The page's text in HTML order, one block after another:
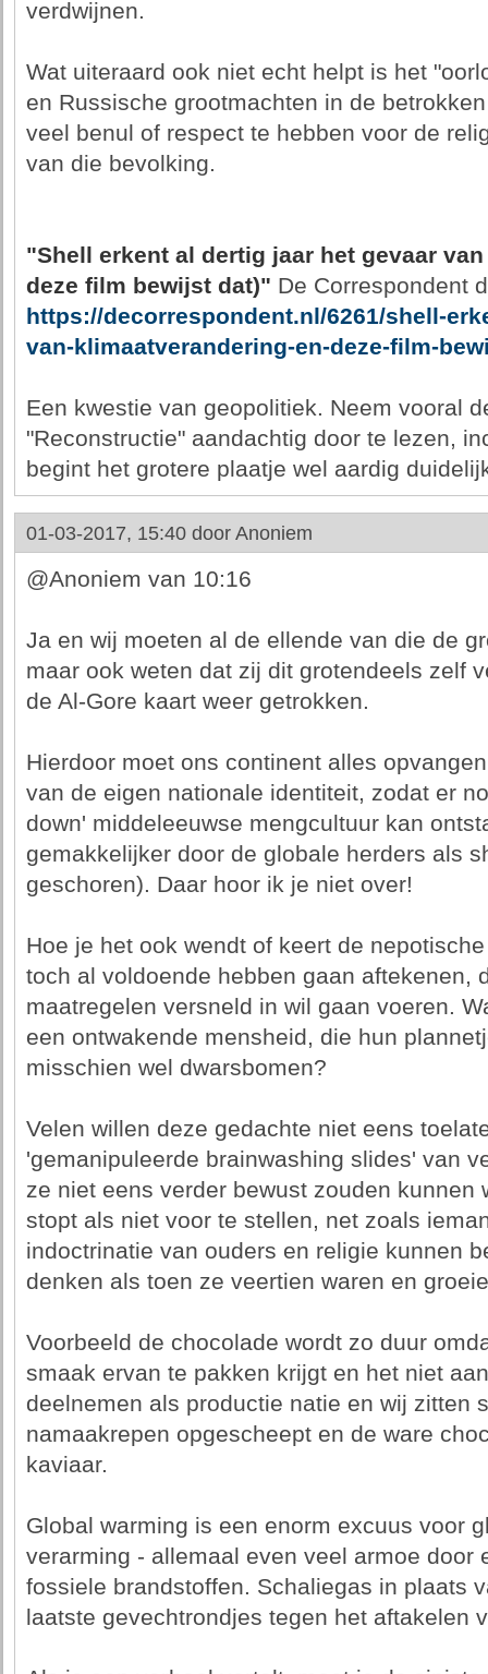
verdwijnen.
Wat uiteraard ook niet echt helpt is het
en Russische grootmachten in de
veel benul of respect te hebben voor de
van die bevolking.
"Shell erkent al dertig jaar het gevaar
deze film bewijst dat)" De Correspondent
https://decorrespondent.nl/6261/shell-
van-klimaatverandering-en-deze-film-
Een kwestie van geopolitiek. Neem vooral
"Reconstructie" aandachtig door te lezen,
begint het grotere plaatje wel aardig
01-03-2017, 15:40 door Anoniem
@Anoniem van 10:16
Ja en wij moeten al de ellende van die de
maar ook weten dat zij dit grotendeels zelf
de Al-Gore kaart weer getrokken.
Hierdoor moet ons continent alles
van de eigen nationale identiteit, zodat er
down' middeleeuwse mengcultuur kan
gemakkelijker door de globale herders als
geschoren). Daar hoor ik je niet over!
Hoe je het ook wendt of keert de
toch al voldoende hebben gaan aftekenen,
maatregelen versneld in wil gaan voeren.
een ontwakende mensheid, die hun
misschien wel dwarsbomen?
Velen willen deze gedachte niet eens
'gemanipuleerde brainwashing slides' van
ze niet eens verder bewust zouden kunnen
stopt als niet voor te stellen, net zoals
indoctrinatie van ouders en religie kunnen
denken als toen ze veertien waren en
Voorbeeld de chocolade wordt zo duur
smaak ervan te pakken krijgt en het niet
deelnemen als productie natie en wij zitten
namaakrepen opgescheept en de ware
kaviaar.
Global warming is een enorm excuus voor
verarming - allemaal even veel armoe door
fossiele brandstoffen. Schaliegas in plaats
laatste gevechtrondjes tegen het aftakelen